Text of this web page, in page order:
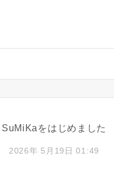
SuMiKaをはじめました
2026年 5月19日 01:49
キャンセル